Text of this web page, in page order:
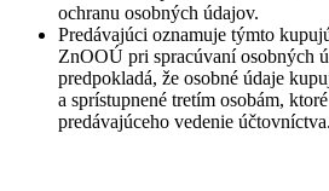
ochranu osobných údajov.
Predávajúci oznamuje týmto
ZnOOÚ pri spracúvaní osobných
predpokladá, že osobné údaje
a sprístupnené tretím osobám,
predávajúceho vedenie účtovníctva.